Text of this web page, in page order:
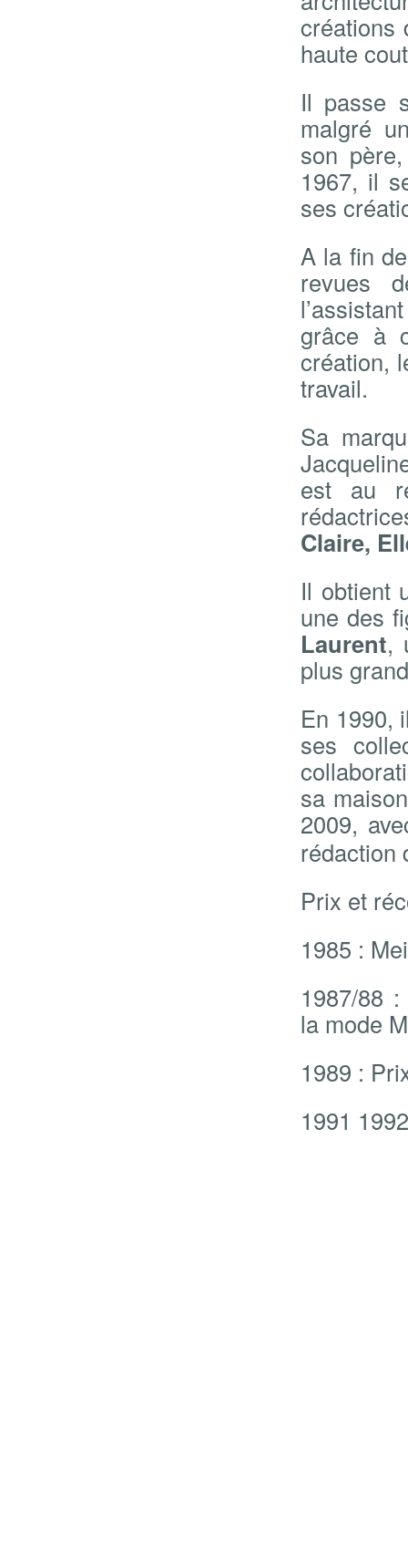
créations
haute
Il passe
malgré
son
1967, il
ses
A la fin
revues
grâce à
création,
travail.
Sa
est au
Claire,
Il obtient
une des
Laurent,
plus
En 1990,
ses
sa
2009,
rédaction
Prix et
1985 :
1987/88
la mode
1989 :
1991